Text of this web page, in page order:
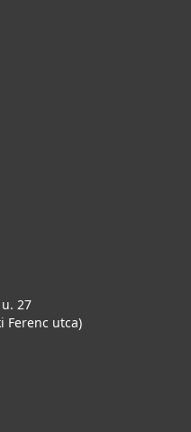
27
Ferenc utca)